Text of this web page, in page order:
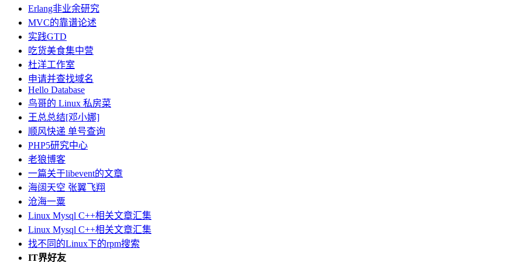
Erlang非业余研究
MVC的靠谱论述
实践GTD
吃货美食集中营
杜洋工作室
申请并查找域名
Hello Database
鸟哥的 Linux 私房菜
王总总结[邓小娜]
顺风快递 单号查询
PHP5研究中心
老狼博客
一篇关于libevent的文章
海阔天空 张翼飞翔
沧海一粟
Linux Mysql C++相关文章汇集
Linux Mysql C++相关文章汇集
找不同的Linux下的rpm搜索
IT界好友